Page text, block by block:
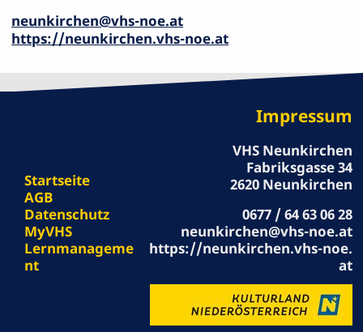
neunkirchen@vhs-noe.at
https://neunkirchen.vhs-noe.at
Startseite
AGB
Datenschutz
MyVHS
Lernmanageme
nt
Impressum
VHS Neunkirchen
Fabriksgasse 34
2620 Neunkirchen
0677 / 64 63 06 28
neunkirchen@vhs-noe.at
https://neunkirchen.vhs-noe.
at